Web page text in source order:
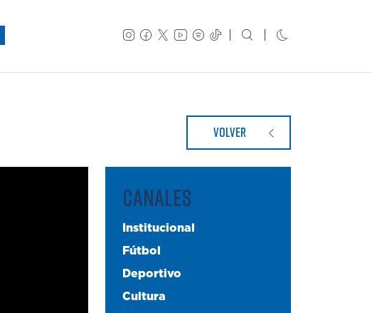
VOLVER
CANALES
Institucional
Fútbol
Deportivo
Cultura